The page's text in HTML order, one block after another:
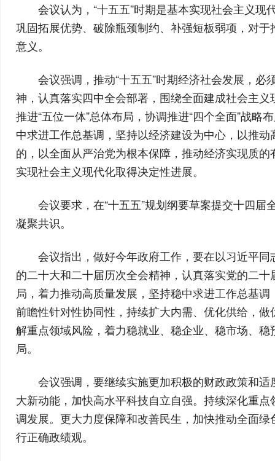
会议认为，“十五五”时期是基本实现社会主义
巩固拓展优势、破除瓶颈制约、补强短板弱项，对
意义。
会议强调，推动“十五五”时期经济社会发展，
神，认真落实四中全会部署，围绕全面建成社会主
推进“五位一体”总体布局，协调推进“四个全面”战
中求进工作总基调，坚持以经济建设为中心，以推
的，以全面从严治党为根本保障，推动经济实现质
实现社会主义现代化取得决定性进展。
会议要求，在“十五五”规划纲要草案提交十四
凝聚共识。
会议指出，做好今年政府工作，要在以习近平
的二十大和二十届历次全会精神，认真落实党的二
局，着力推动高质量发展，坚持稳中求进工作总基
前瞻性针对性协同性，持续扩大内需、优化供给，
解重点领域风险，着力稳就业、稳企业、稳市场、
局。
会议强调，要继续实施更加积极的财政政策和
大新动能，加快高水平科技自立自强。持续深化重
调发展。更大力度保障和改善民生，加快推动全面
行正确政绩观。